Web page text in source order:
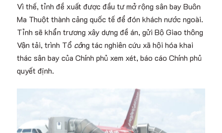
Vì thế, tỉnh đề xuất được đầu tư mở rộng sân bay Buôn
Ma Thuột thành cảng quốc tế để đón khách nước ngoài.
Tỉnh sẽ khẩn trương xây dựng đề án, gửi Bộ Giao thông
Vận tải, trình Tổ công tác nghiên cứu xã hội hóa khai
thác sân bay của Chính phủ xem xét, báo cáo Chính phủ
quyết định.